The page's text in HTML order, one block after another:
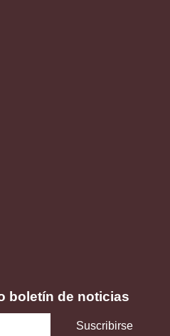
boletín de noticias
Suscribirse